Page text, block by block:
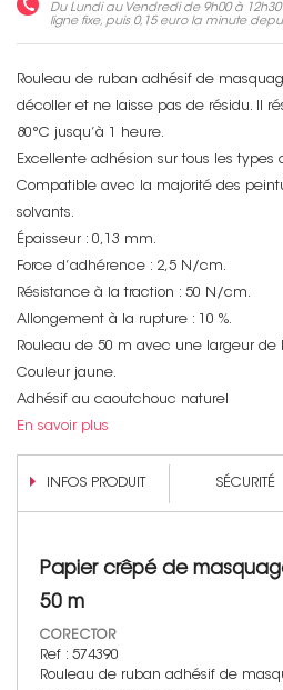
Du Lundi au Vendredi de 9h00 à
ligne fixe, puis 0,15 eurola minute
Rouleau de ruban adhésif de
décoller et ne laisse pas de résidu. Il
80°C jusqu’à 1 heure.
Excellente adhésion sur tous les types
Compatible avec la majorité des
solvants.
Épaisseur : 0,13 mm.
Force d’adhérence : 2,5 N/cm.
Résistance à la traction : 50 N/cm.
Allongement à la rupture : 10 %.
Rouleau de 50 m avec une largeur de
Couleur jaune.
Adhésif au caoutchouc naturel
En savoir plus
INFOS PRODUIT SÉCURITÉ
Papier crêpé de
50 m
CORECTOR
Ref : 574390
Rouleau de ruban adhésif de